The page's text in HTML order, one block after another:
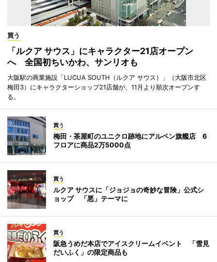
買う
「ルクア サウス」にキャラクター21店オープン
へ 全国初ちいかわ、サンリオも
大阪駅の商業施設「LUCUA SOUTH（ルクア サウス）」（大阪市北区
梅田3）にキャラクターショップ21店舗が、11月より順次オープンす
る。
買う
梅田・茶屋町のユニクロ跡地にアルペン旗艦店 6
フロアに商品2万5000点
買う
ルクア サウスに「ジョジョの奇妙な冒険」公式シ
ョップ 「悪」テーマに
買う
阪急うめだ本店でアイスクリームイベント 「雪見
だいふく」の限定商品も